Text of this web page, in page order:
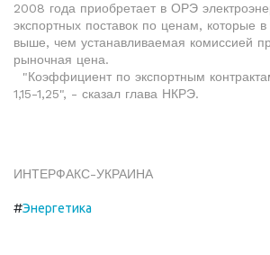
2008 года приобретает в ОРЭ
экспортных поставок по ценам, которые
выше, чем устанавливаемая комиссией
рыночная цена.
"Коэффициент по экспортным
1,15-1,25", - сказал глава НКРЭ.
ИНТЕРФАКС-УКРАИНА
#Энергетика